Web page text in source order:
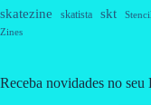
skatezine skatista skt Stencil
Zines
Receba novidades no